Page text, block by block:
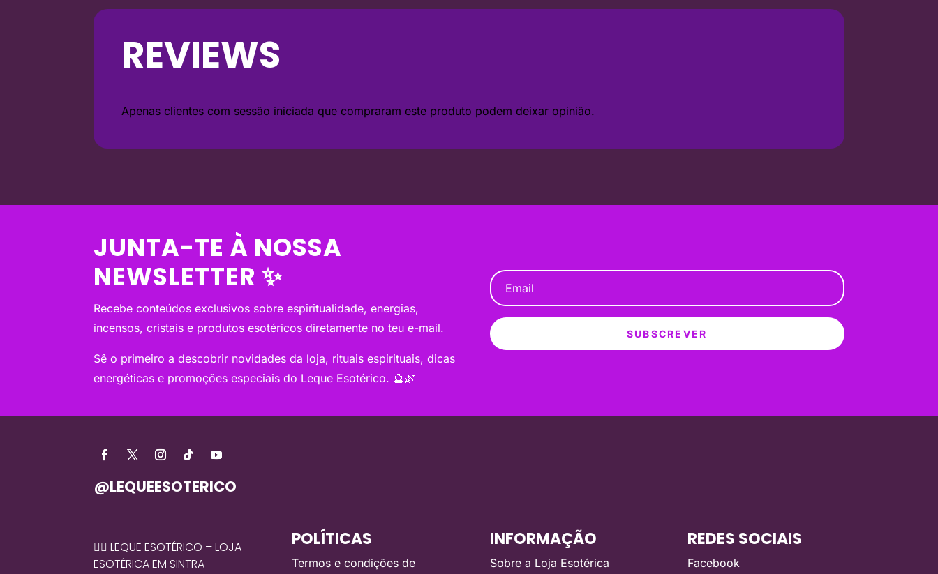
REVIEWS
Apenas clientes com sessão iniciada que compraram este produto podem deixar opinião.
JUNTA-TE À NOSSA
NEWSLETTER ✨
Recebe conteúdos exclusivos sobre espiritualidade, energias,
incensos, cristais e produtos esotéricos diretamente no teu e-mail.
Sê o primeiro a descobrir novidades da loja, rituais espirituais, dicas
energéticas e promoções especiais do Leque Esotérico. 🔮🌿
SUBSCREVER
@LEQUEESOTERICO
🧙‍♀️ LEQUE ESOTÉRICO – LOJA
ESOTÉRICA EM SINTRA
POLÍTICAS
Termos e condições de
INFORMAÇÃO
Sobre a Loja Esotérica
REDES SOCIAIS
Facebook